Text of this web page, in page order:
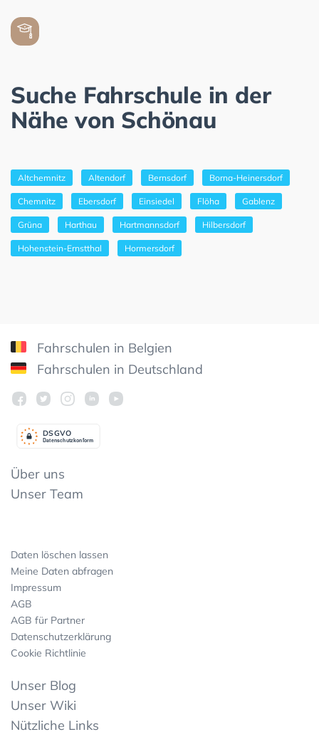
Suche Fahrschule in der
Nähe von Schönau
Altchemnitz Altendorf Bernsdorf Borna-Heinersdorf
Chemnitz Ebersdorf Einsiedel Flöha Gablenz
Grüna Harthau Hartmannsdorf Hilbersdorf
Hohenstein-Ernstthal Hormersdorf
Fahrschulen in Belgien
Fahrschulen in Deutschland
Datenschutzkonform
DSGVO
Über uns
Unser Team
Daten löschen lassen
Meine Daten abfragen
Impressum
AGB
AGB für Partner
Datenschutzerklärung
Cookie Richtlinie
Unser Blog
Unser Wiki
Nützliche Links